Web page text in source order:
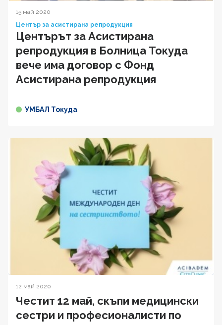
15 май 2020
Център за асистирана репродукция
Центърът за Асистирана
репродукция в Болница Токуда
вече има договор с Фонд
Асистирана репродукция
УМБАЛ Токуда
12 май 2020
Честит 12 май, скъпи медицински
сестри и професионалисти по